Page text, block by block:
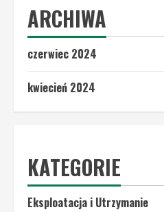
ARCHIWA
czerwiec 2024
kwiecień 2024
KATEGORIE
Eksploatacja i Utrzymanie